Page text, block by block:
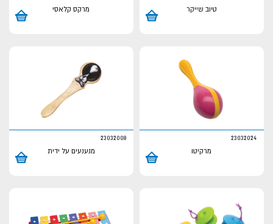
טיוב שייקר מרקס קלאסי
23032024
מרקיטו
23032008
מנענעים על ידית